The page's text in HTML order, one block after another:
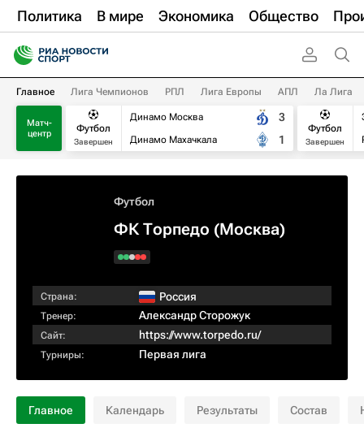
Политика В мире Экономика Общество
Главное Лига Чемпионов РПЛ Лига Европы АПЛ Ла Лига
Матч-
центр
Футбол
Завершен
Динамо Москва
Динамо Махачкала
3
1
Футбол
Завершен
Футбол
ФК Торпедо (Москва)
Страна: Россия
Тренер: Александр Сторожук
Сайт: https://www.torpedo.ru/
Турниры: Первая лига
Главное Календарь Результаты Состав